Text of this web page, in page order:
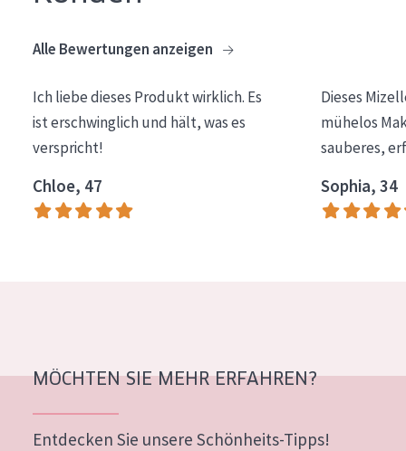
Essentials
Lift+
Expert
HAUTTYP
Empfindliche Haut
Jedes alter
Alle Bewertungen anzeigen
Ich liebe dieses Produkt wirklich. Es
ist erschwinglich und hält, was es
verspricht!
Chloe, 47
Dieses
mühelos
sauberes,
Sophia, 34
MÖCHTEN SIE MEHR ERFAHREN?
Entdecken Sie unsere Schönheits-Tipps!